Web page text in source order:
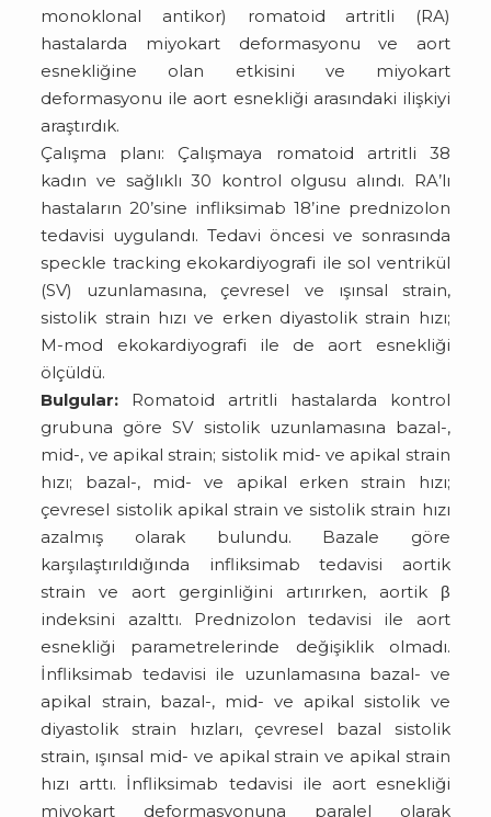
monoklonal antikor) romatoid artritli (RA)
hastalarda miyokart deformasyonu ve aort
esnekliğine olan etkisini ve miyokart
deformasyonu ile aort esnekliği arasındaki ilişkiyi
araştırdık.
Çalışma planı: Çalışmaya romatoid artritli 38
kadın ve sağlıklı 30 kontrol olgusu alındı. RA’lı
hastaların 20’sine infliksimab 18’ine prednizolon
tedavisi uygulandı. Tedavi öncesi ve sonrasında
speckle tracking ekokardiyografi ile sol ventrikül
(SV) uzunlamasına, çevresel ve ışınsal strain,
sistolik strain hızı ve erken diyastolik strain hızı;
M-mod ekokardiyografi ile de aort esnekliği
ölçüldü.
Bulgular: Romatoid artritli hastalarda kontrol
grubuna göre SV sistolik uzunlamasına bazal-,
mid-, ve apikal strain; sistolik mid- ve apikal strain
hızı; bazal-, mid- ve apikal erken strain hızı;
çevresel sistolik apikal strain ve sistolik strain hızı
azalmış olarak bulundu. Bazale göre
karşılaştırıldığında infliksimab tedavisi aortik
strain ve aort gerginliğini artırırken, aortik β
indeksini azalttı. Prednizolon tedavisi ile aort
esnekliği parametrelerinde değişiklik olmadı.
İnfliksimab tedavisi ile uzunlamasına bazal- ve
apikal strain, bazal-, mid- ve apikal sistolik ve
diyastolik strain hızları, çevresel bazal sistolik
strain, ışınsal mid- ve apikal strain ve apikal strain
hızı arttı. İnfliksimab tedavisi ile aort esnekliği
miyokart deformasyonuna paralel olarak